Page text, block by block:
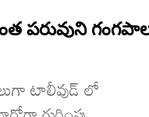
పరువుని
టాలీవుడ్ లో